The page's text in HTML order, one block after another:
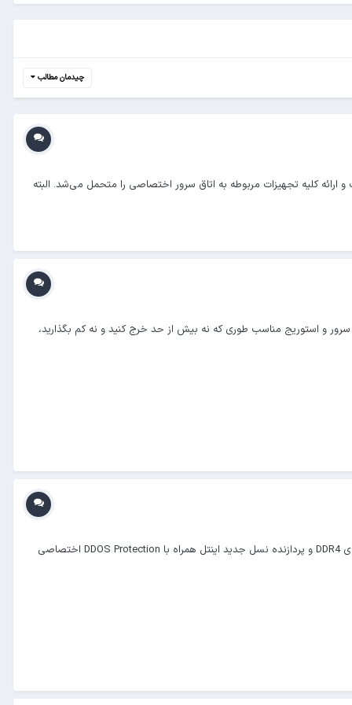
چیدمان مطالب
کلیه تجهیزات مربوطه به اتاق سرور اختصاصی را متحمل می‌شد. البته
و استوریج مناسب طوری که نه بیش از حد خرج کنید و نه کم بگذارید،
فروش سرورهای مجازی اختصاصی (VDS)، در دیتاسنتر معتبر پارس آنلاین، واقع در ایران (تهران) با پورت 1Gbps، هارد دیسک های پر سرعت، حافظه های DDR4 و پردازنده نسل جدید اینتل همراه با DDOS Protection اختصاصی